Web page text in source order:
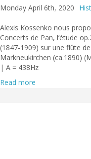
Monday April 6th, 2020
Alexis Kossenko nous
Concerts de Pan, l’étude
(1847-1909) sur une flûte
Markneukirchen (ca.1890)
| A = 438Hz
Read more